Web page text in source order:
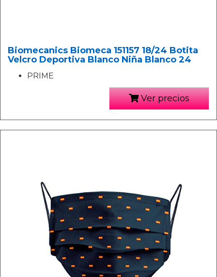
Biomecanics Biomeca 151157 18/24 Botita
Velcro Deportiva Blanco Niña Blanco 24
PRIME
Ver precios